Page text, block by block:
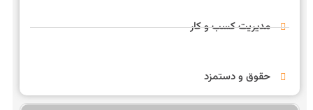
نرم افزار حسابداری